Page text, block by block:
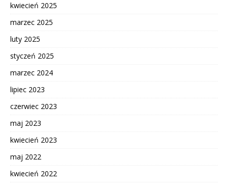
kwiecień 2025
marzec 2025
luty 2025
styczeń 2025
marzec 2024
lipiec 2023
czerwiec 2023
maj 2023
kwiecień 2023
maj 2022
kwiecień 2022